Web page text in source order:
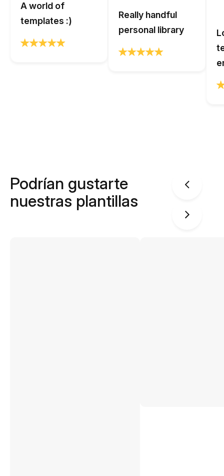
A world of
templates :)
Really handful
personal library
Podrían gustarte
nuestras plantillas